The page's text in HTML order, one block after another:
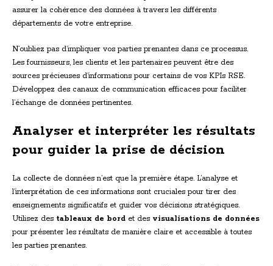
assurer la cohérence des données à travers les différents
départements de votre entreprise.
N’oubliez pas d’impliquer vos parties prenantes dans ce processus.
Les fournisseurs, les clients et les partenaires peuvent être des
sources précieuses d’informations pour certains de vos KPIs RSE.
Développez des canaux de communication efficaces pour faciliter
l’échange de données pertinentes.
Analyser et interpréter les résultats
pour guider la prise de décision
La collecte de données n’est que la première étape. L’analyse et
l’interprétation de ces informations sont cruciales pour tirer des
enseignements significatifs et guider vos décisions stratégiques.
Utilisez des tableaux de bord et des visualisations de données
pour présenter les résultats de manière claire et accessible à toutes
les parties prenantes.